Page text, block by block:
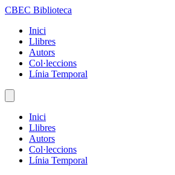
CBEC Biblioteca
Inici
Llibres
Autors
Col·leccions
Línia Temporal
Inici
Llibres
Autors
Col·leccions
Línia Temporal